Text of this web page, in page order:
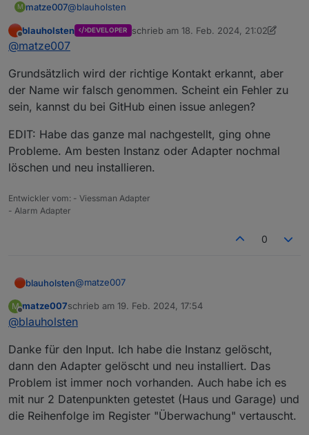
M matze007@blauholsten
Danke für deine Antwort. Ich habe zwei Tests im
Debug-Modus durchgeführt:
Mit nur 1 Tür aktiviert (Garage/Haus)
Die Logs findest du hier als Screenshot:
nur etwas falsch eingestellt...
Offline
blauholsten DEVELOPER schrieb am 18. Feb. 2024, 21:02
zuletzt editiert von blauholsten
@matze007
Grundsätzlich wird der richtige Kontakt erkannt, aber
der Name wir falsch genommen. Scheint ein Fehler zu
sein, kannst du bei GitHub einen issue anlegen?
EDIT: Habe das ganze mal nachgestellt, ging ohne
Probleme. Am besten Instanz oder Adapter nochmal
löschen und neu installieren.
Entwickler vom: - Viessman Adapter
- Alarm Adapter
0
blauholsten@matze007
Grundsätzlich wird der richtige Kontakt erkannt,
aber der Name wir falsch genommen. Scheint ein
anlegen?
Probleme. Am besten Instanz oder Adapter
nochmal löschen und neu installieren.
M
Offline
matze007schrieb am 19. Feb. 2024, 17:54
zuletzt editiert von
@blauholsten
Danke für den Input. Ich habe die Instanz gelöscht,
dann den Adapter gelöscht und neu installiert. Das
Problem ist immer noch vorhanden. Auch habe ich es
mit nur 2 Datenpunkten getestet (Haus und Garage) und
die Reihenfolge im Register "Überwachung" vertauscht.